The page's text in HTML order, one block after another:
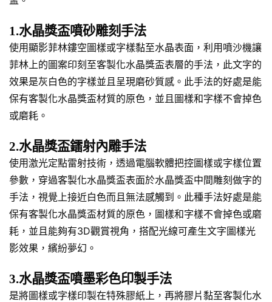
1.水晶獎盃噴砂雕刻手法
使用顯影菲林鏤空圖樣或字樣黏至水晶表面，利用噴沙機讓
菲林上的圖案印刻至客製化水晶獎盃表層的手法，此文字的
效果是灰白色的字樣並且呈現磨砂質感。此手法的好處是能
保有客製化水晶獎盃材質的原色，並且圖樣和字樣不會掉色
或磨耗。
2.水晶獎盃鐳射內雕手法
使用激光定點雷射技術，透過電腦軟體把控圖樣或字樣位置
參數，穿過客製化水晶獎盃表面於水晶獎盃中間雕刻做字的
手法，視覺上接近白色而且無法感觸到。此種手法好處是能
保有客製化水晶獎盃材質的原色，圖樣和字樣不會掉色或磨
耗，並且能夠有3D觀賞視角，搭配光線可產生文字圖樣光
影效果，繽紛夢幻。
3.水晶獎盃噴墨彩色印製手法
是將圖樣或字樣印製在特殊膠紙上，再將膠片黏至客製化水